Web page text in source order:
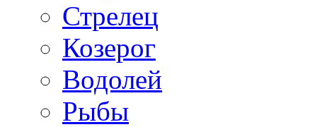
Стрелец
Козерог
Водолей
Рыбы